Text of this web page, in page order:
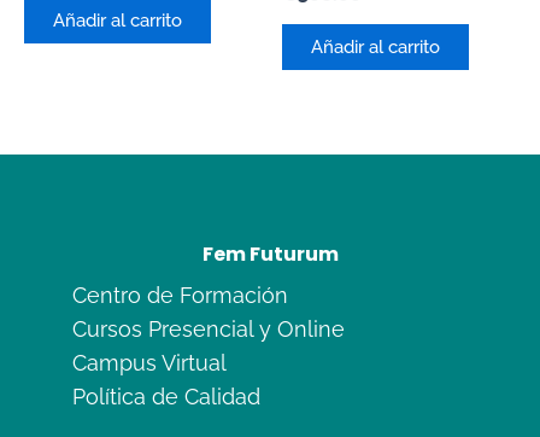
Añadir al carrito
con
0
Añadir al carrito
Fem Futurum
Centro de Formación
Cursos Presencial y Online
Campus Virtual
Política de Calidad